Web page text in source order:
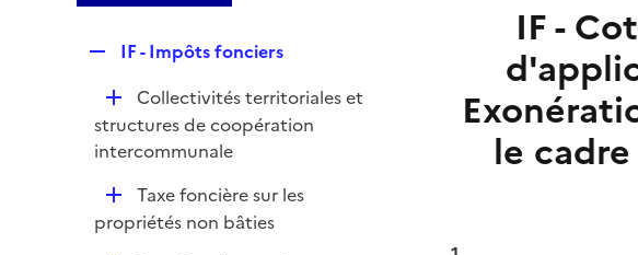
p
l
i
e
r
IF - Impôts fonciers
D
é
p
e
Collectivités territoriales et
structures de coopération
intercommunale
D
é
Taxe foncière sur les
propriétés non bâties
IF -
le